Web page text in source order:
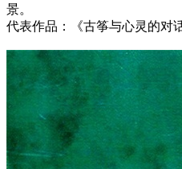
景。
代表作品：《古筝与心灵的对